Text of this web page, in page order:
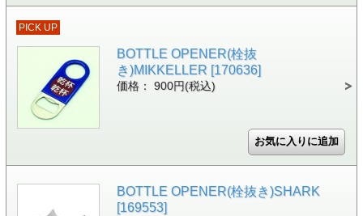
PICK UP
BOTTLE OPENER(栓抜
き)MIKKELLER [170636]
価格： 900円(税込)
BOTTLE OPENER(栓抜き)SHARK
[169553]